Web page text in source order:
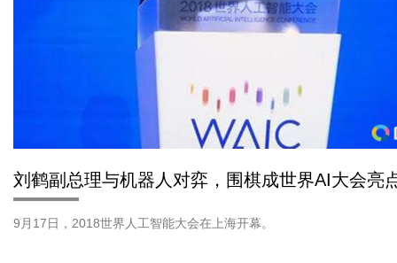
刘鹤副总理与机器人对弈，围棋成世界AI大会亮
9月17日，2018世界人工智能大会在上海开幕。